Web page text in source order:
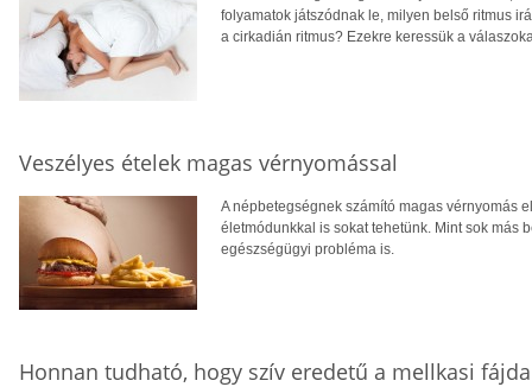
folyamatok játszódnak le, milyen belső ritmus
a cirkadián ritmus? Ezekre keressük a
Veszélyes ételek magas vérnyomással
A népbetegségnek számító magas vérnyomás
életmódunkkal is sokat tehetünk. Mint sok más
egészségügyi probléma is.
Honnan tudható, hogy szív eredetű a mellkasi